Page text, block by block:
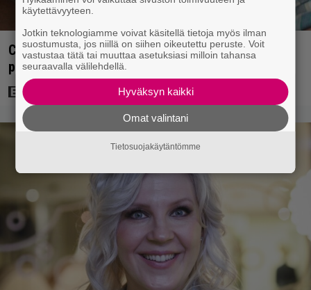
Clint Eastwood näytti Kevin Costnerille kaapin
paikan hyvin yksinkertaisella toimenpiteellä
käytettävyyteen.
Jotkin teknologiamme voivat käsitellä tietoja myös ilman
suostumusta, jos niillä on siihen oikeutettu peruste. Voit
vastustaa tätä tai muuttaa asetuksiasi milloin tahansa
seuraavalla välilehdellä.
Hyväksyn kaikki
Omat valintani
Tietosuojakäytäntömme